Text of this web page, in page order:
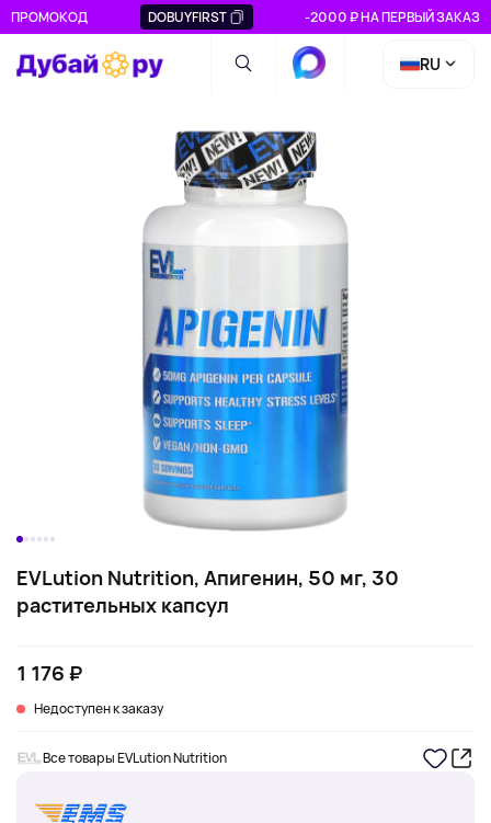
ПРОМОКОД DOBUYFIRST -2000 ₽ НА ПЕРВЫЙ ЗАКАЗ
RU
EVLution Nutrition, Апигенин, 50 мг, 30
растительных капсул
1 176 ₽
Недоступен к заказу
Все товары EVLution Nutrition